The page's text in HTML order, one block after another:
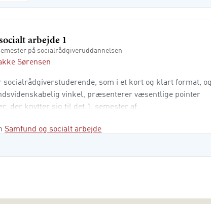
beskæf
arbejde 1
på socialrådgiveruddannelsen
Sørensen
socialrådgiverstuderende, som i et kort og klart format, og
vinkel, præsenterer væsentlige pointer
der knytter sig til det 1. semester af
begreber, teorier og vinkler i dit arbejde som
en kommune, en privat organisation eller en anden
beskæf
Samfund og socialt arbejde